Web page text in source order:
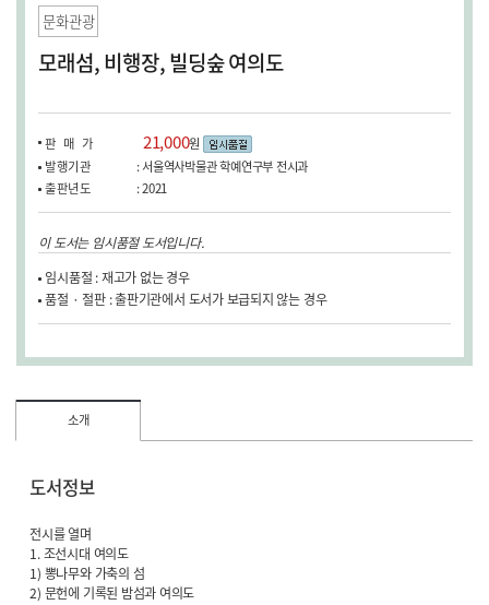
문화관광
모래섬, 비행장, 빌딩숲 여의도
판매가 21,000원
발행기관
: 서울역사박물관 학예연구부 전시과
출판년도
: 2021
이 도서는 임시품절 도서입니다.
임시품절 : 재고가 없는 경우
품절 · 절판 : 출판기관에서 도서가 보급되지 않는 경우
소개
도서정보
전시를 열며
1. 조선시대 여의도
1) 뽕나무와 가축의 섬
2) 문헌에 기록된 밤섬과 여의도